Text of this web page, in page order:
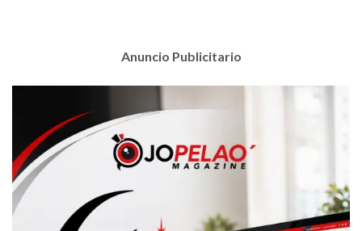
Anuncio Publicitario